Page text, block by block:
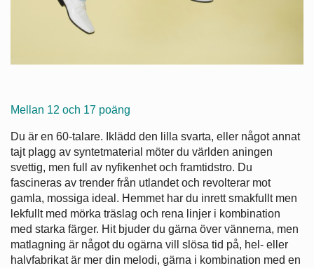
Mellan 12 och 17 poäng
Du är en 60-talare. Iklädd den lilla svarta, eller något annat
tajt plagg av syntetmaterial möter du världen aningen
svettig, men full av nyfikenhet och framtidstro. Du
fascineras av trender från utlandet och revolterar mot
gamla, mossiga ideal. Hemmet har du inrett smakfullt men
lekfullt med mörka träslag och rena linjer i kombination
med starka färger. Hit bjuder du gärna över vännerna, men
matlagning är något du ogärna vill slösa tid på, hel- eller
halvfabrikat är mer din melodi, gärna i kombination med en